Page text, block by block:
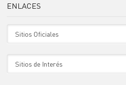
ENLACES